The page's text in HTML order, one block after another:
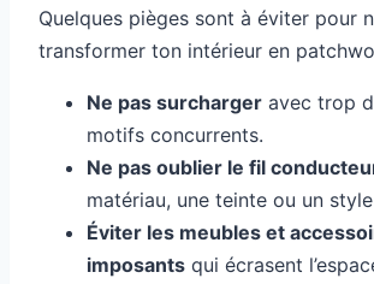
Quelques pièges sont à éviter pour
transformer ton intérieur en
Ne pas surcharger avec trop
motifs concurrents.
Ne pas oublier le fil
matériau, une teinte ou un
Éviter les meubles et
imposants qui écrasent